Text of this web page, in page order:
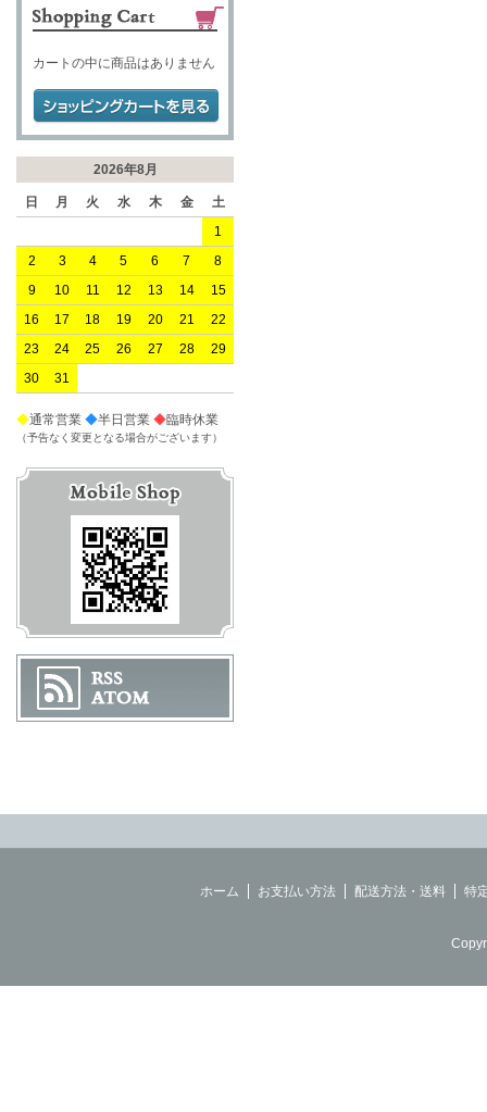
カートの中に商品はありません
2026年8月
日 月 火 水 木 金
土
1
2
3 4 5 6 7
8
9
10 11 12 13 14
15
16
17 18 19 20 21
22
23
24 25 26 27 28
29
30
31
◆通常営業 ◆半日営業 ◆臨時休業
（予告なく変更となる場合がございます）
ホーム お支払い方法 配送方法・送料 特